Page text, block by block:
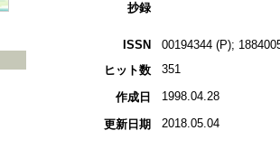
抄録
ISSN
00194344 (P);
ヒット数
351
作成日 1998.04.28
更新日期 2018.05.04